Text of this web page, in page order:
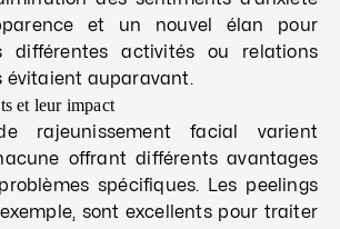
et un nouvel élan pour
différentes activités ou relations
évitaient auparavant.
et leur impact
rajeunissement facial varient
offrant différents avantages
spécifiques. Les peelings
sont excellents pour traiter